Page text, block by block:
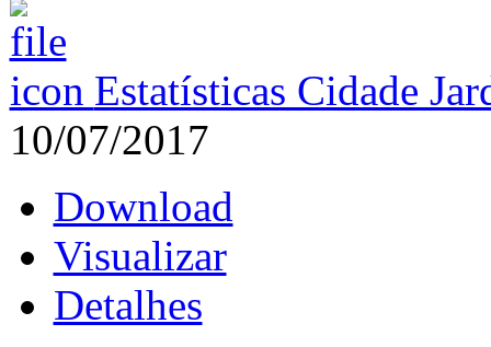
Estatísticas Cidade
10/07/2017
Download
Visualizar
Detalhes